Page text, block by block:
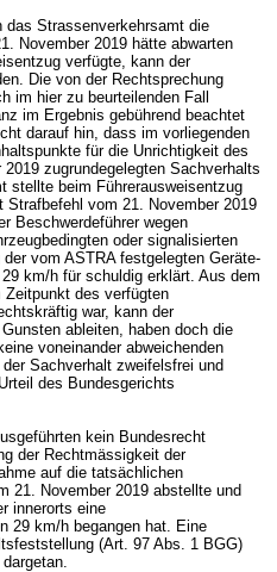
das Strassenverkehrsamt die
November 2019 hätte abwarten
verfügte, kann der
Die von der Rechtsprechung
im hier zu beurteilenden Fall
im Ergebnis gebührend beachtet
darauf hin, dass im vorliegenden
für die Unrichtigkeit des
zugrundegelegten Sachverhalts
stellte beim Führerausweisentzug
vom 21. November 2019
Beschwerdeführer wegen
oder signalisierten
vom ASTRA festgelegten Geräte-
km/h für schuldig erklärt. Aus dem
des verfügten
war, kann der
ableiten, haben doch die
voneinander abweichenden
Sachverhalt zweifelsfrei und
des Bundesgerichts
kein Bundesrecht
der Rechtmässigkeit der
auf die tatsächlichen
21. November 2019 abstellte und
innerorts eine
29 km/h begangen hat. Eine
(Art. 97 Abs. 1 BGG)